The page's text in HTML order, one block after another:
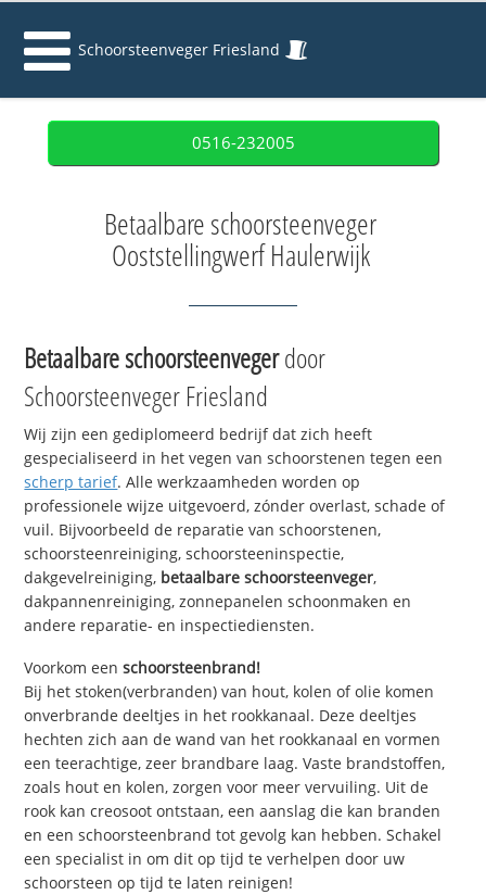
Schoorsteenveger Friesland
0516-232005
Betaalbare schoorsteenveger
Ooststellingwerf Haulerwijk
Betaalbare schoorsteenvegerdoor
Schoorsteenveger Friesland
Wij zijn een gediplomeerd bedrijf dat zich heeft
gespecialiseerd in het vegen van schoorstenen tegen een
scherp tarief. Alle werkzaamheden worden op
professionele wijze uitgevoerd, zónder overlast, schade of
vuil. Bijvoorbeeld de reparatie van schoorstenen,
schoorsteenreiniging, schoorsteeninspectie,
dakgevelreiniging, betaalbare schoorsteenveger,
dakpannenreiniging, zonnepanelen schoonmaken en
andere reparatie- en inspectiediensten.
Voorkom eenschoorsteenbrand!
Bij het stoken(verbranden) van hout, kolen of olie komen
onverbrande deeltjes in het rookkanaal. Deze deeltjes
hechten zich aan de wand van het rookkanaal en vormen
een teerachtige, zeer brandbare laag. Vaste brandstoffen,
zoals hout en kolen, zorgen voor meer vervuiling. Uit de
rook kan creosoot ontstaan, een aanslag die kan branden
en een schoorsteenbrand tot gevolg kan hebben. Schakel
een specialist in om dit op tijd te verhelpen door uw
schoorsteen op tijd te laten reinigen!